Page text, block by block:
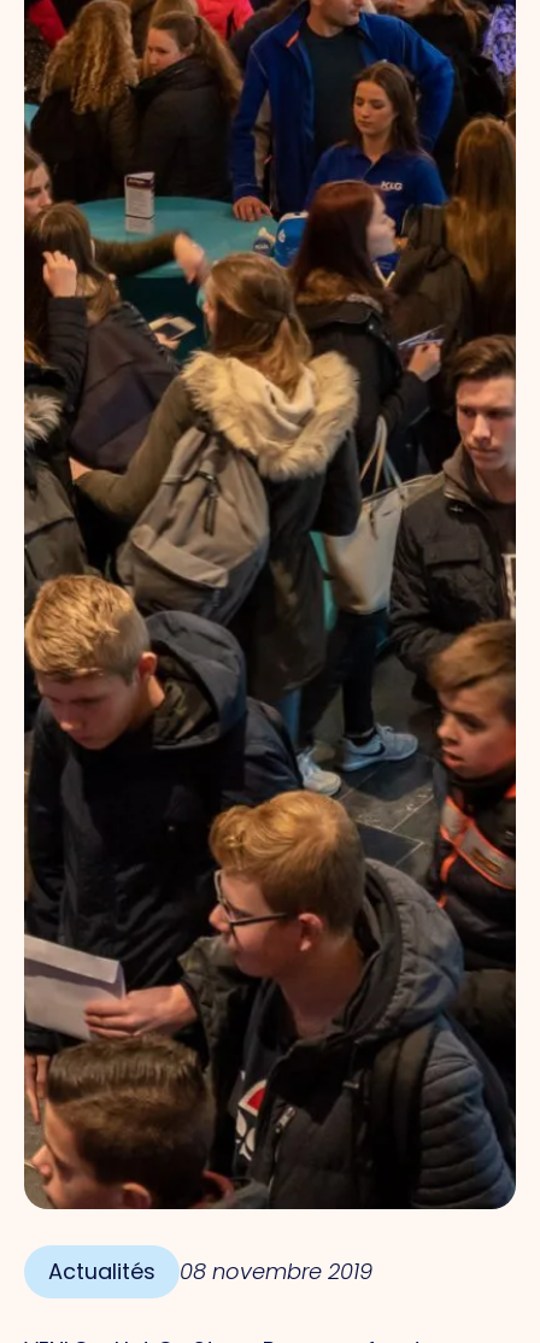
Actualités 08 novembre 2019